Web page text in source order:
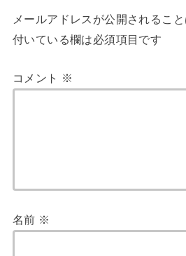
メールアドレスが公開されること
付いている欄は必須項目です
コメント ※
名前 ※